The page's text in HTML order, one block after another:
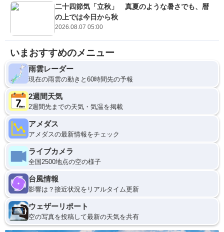
二十四節気「立秋」 真夏のような暑さでも、暦
の上では今日から秋
2026.08.07 05:00
いまおすすめのメニュー
雨雲レーダー
現在の雨雲の動きと60時間先の予報
2週間天気
2週間先までの天気・気温を掲載
アメダス
アメダスの最新情報をチェック
ライブカメラ
全国2500地点の空の様子
台風情報
影響は？接近状況をリアルタイム更新
ウェザーリポート
空の写真を投稿して最新の天気を共有